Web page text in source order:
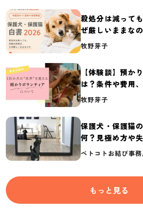
殺処分は減って
ぜ厳しいままな
体の実態調査【
牧野芽子
【体験談】預か
は？条件や費用
介
牧野芽子
保護犬・保護猫
何？見極め方や
要なものを紹介
ペトコトお結び事務
もっと見る